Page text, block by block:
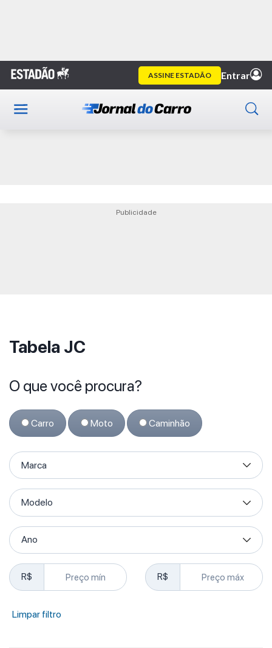
Home Guia de Compras Tabela JC
Publicidade
Publicidade
Tabela JC
O que você procura?
Carro Moto Caminhão
R$ R$
Limpar filtro